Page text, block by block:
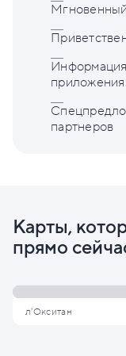
Информация
приложения
партнеров
Карты,
прямо
л'Окситан